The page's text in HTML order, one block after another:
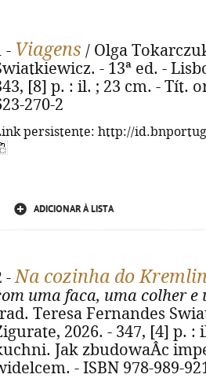
- Viagens / Olga
- 13ª ed. -
[8] p. : il. ; 23 cm. - Tít.
270-2
persistente: http://
ADICIONAR À LISTA
-Na cozinha do
uma faca, uma colher e
Teresa Fernandes
2026. - 347, [4] p. :
Jak zbudowaÂc
- ISBN 978-989-